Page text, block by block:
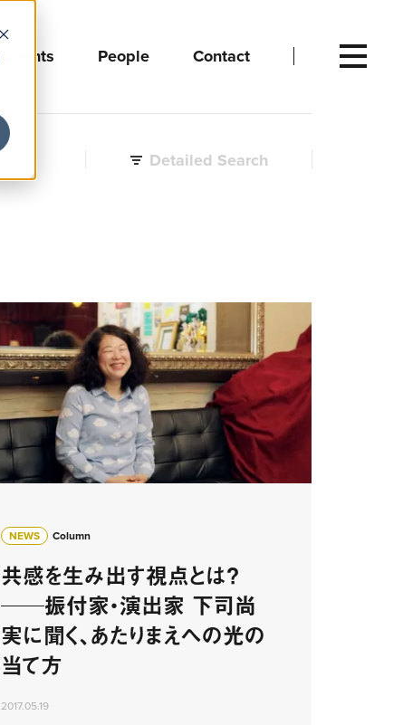
Events People Contact
Detailed Search
NEWS Column
共感を生み出す視点とは？
──振付家・演出家 下司尚
実に聞く、あたりまえへの光の
当て方
2017.05.19